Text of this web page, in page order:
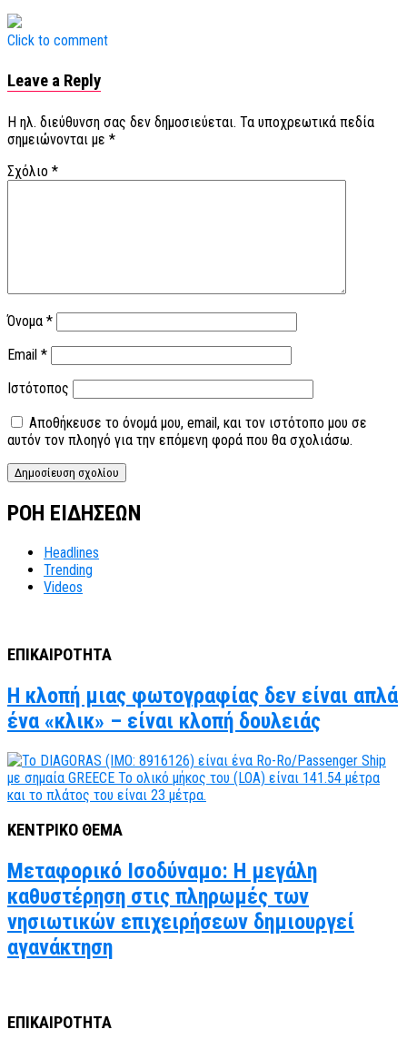
Click to comment
Leave a Reply
Η ηλ. διεύθυνση σας δεν δημοσιεύεται. Τα υποχρεωτικά πεδία
σημειώνονται με *
Σχόλιο *
Όνομα *
Email *
Ιστότοπος
Αποθήκευσε το όνομά μου, email, και τον ιστότοπο μου σε
αυτόν τον πλοηγό για την επόμενη φορά που θα σχολιάσω.
ΡΟΗ ΕΙΔΗΣΕΩΝ
Headlines
Trending
Videos
ΕΠΙΚΑΙΡΟΤΗΤΑ
Η κλοπή μιας φωτογραφίας δεν είναι απλά
ένα «κλικ» – είναι κλοπή δουλειάς
ΚΕΝΤΡΙΚΟ ΘΕΜΑ
Μεταφορικό Ισοδύναμο: Η μεγάλη
καθυστέρηση στις πληρωμές των
νησιωτικών επιχειρήσεων δημιουργεί
αγανάκτηση
ΕΠΙΚΑΙΡΟΤΗΤΑ